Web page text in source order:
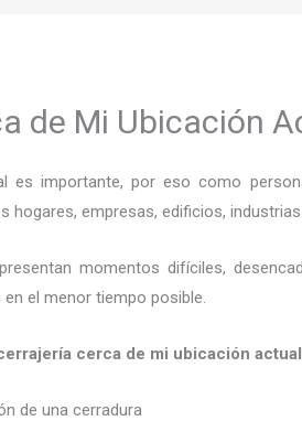
de Mi Ubicación
es importante, por eso como
hogares, empresas, edificios, industrias
momentos difíciles,
el menor tiempo posible.
cerca de mi ubicación
de una cerradura